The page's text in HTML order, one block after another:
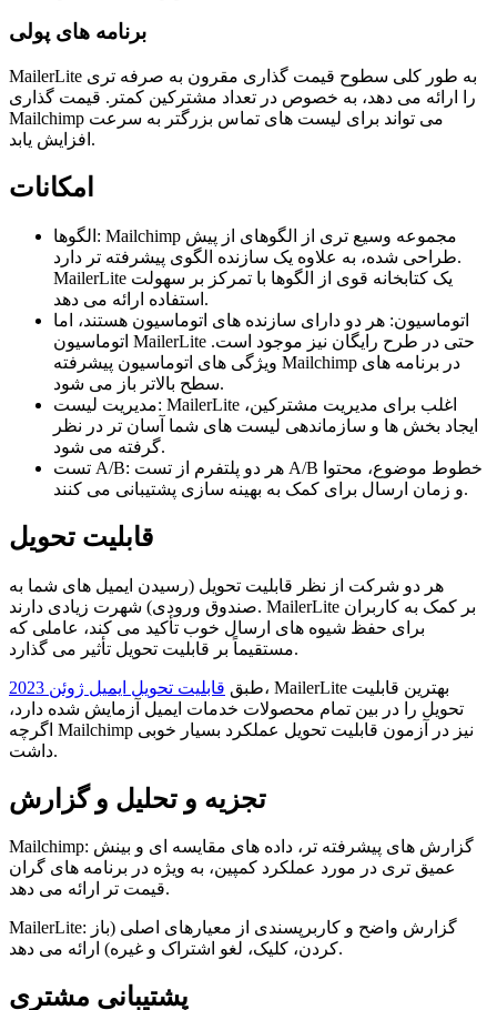
برنامه های پولی
MailerLite به طور کلی سطوح قیمت گذاری مقرون به صرفه تری
را ارائه می دهد، به خصوص در تعداد مشترکین کمتر. قیمت گذاری
Mailchimp می تواند برای لیست های تماس بزرگتر به سرعت
افزایش یابد.
امکانات
الگوها: Mailchimp مجموعه وسیع تری از الگوهای از پیش
طراحی شده، به علاوه یک سازنده الگوی پیشرفته تر دارد.
MailerLite یک کتابخانه قوی از الگوها با تمرکز بر سهولت
استفاده ارائه می دهد.
اتوماسیون: هر دو دارای سازنده های اتوماسیون هستند، اما
اتوماسیون MailerLite حتی در طرح رایگان نیز موجود است.
ویژگی های اتوماسیون پیشرفته Mailchimp در برنامه های
سطح بالاتر باز می شود.
مدیریت لیست: MailerLite اغلب برای مدیریت مشترکین،
ایجاد بخش ها و سازماندهی لیست های شما آسان تر در نظر
گرفته می شود.
تست A/B: هر دو پلتفرم از تست A/B خطوط موضوع، محتوا
و زمان ارسال برای کمک به بهینه سازی پشتیبانی می کنند.
قابلیت تحویل
هر دو شرکت از نظر قابلیت تحویل (رسیدن ایمیل های شما به
صندوق ورودی) شهرت زیادی دارند. MailerLite بر کمک به کاربران
برای حفظ شیوه های ارسال خوب تأکید می کند، عاملی که
مستقیماً بر قابلیت تحویل تأثیر می گذارد.
طبق ​​قابلیت تحویل ایمیل ژوئن 2023
، MailerLite بهترین قابلیت
تحویل را در بین تمام محصولات خدمات ایمیل آزمایش شده دارد،
اگرچه Mailchimp نیز در آزمون قابلیت تحویل عملکرد بسیار خوبی
داشت.
تجزیه و تحلیل و گزارش
Mailchimp: گزارش های پیشرفته تر، داده های مقایسه ای و بینش
عمیق تری در مورد عملکرد کمپین، به ویژه در برنامه های گران
قیمت تر ارائه می دهد.
MailerLite: گزارش واضح و کاربرپسندی از معیارهای اصلی (باز
کردن، کلیک، لغو اشتراک و غیره) ارائه می دهد.
پشتیبانی مشتری